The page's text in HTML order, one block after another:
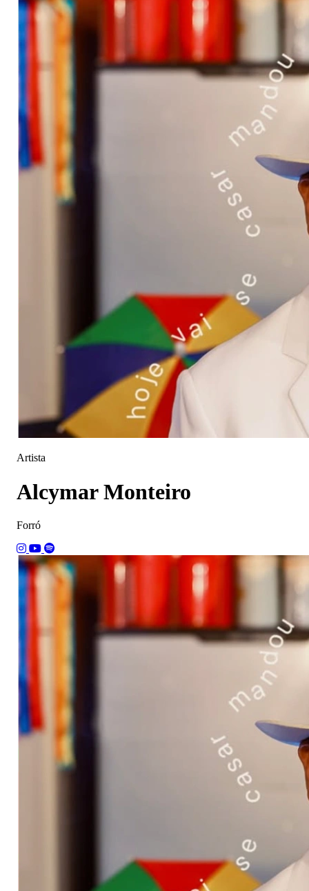
Artista
Alcymar Monteiro
Forró